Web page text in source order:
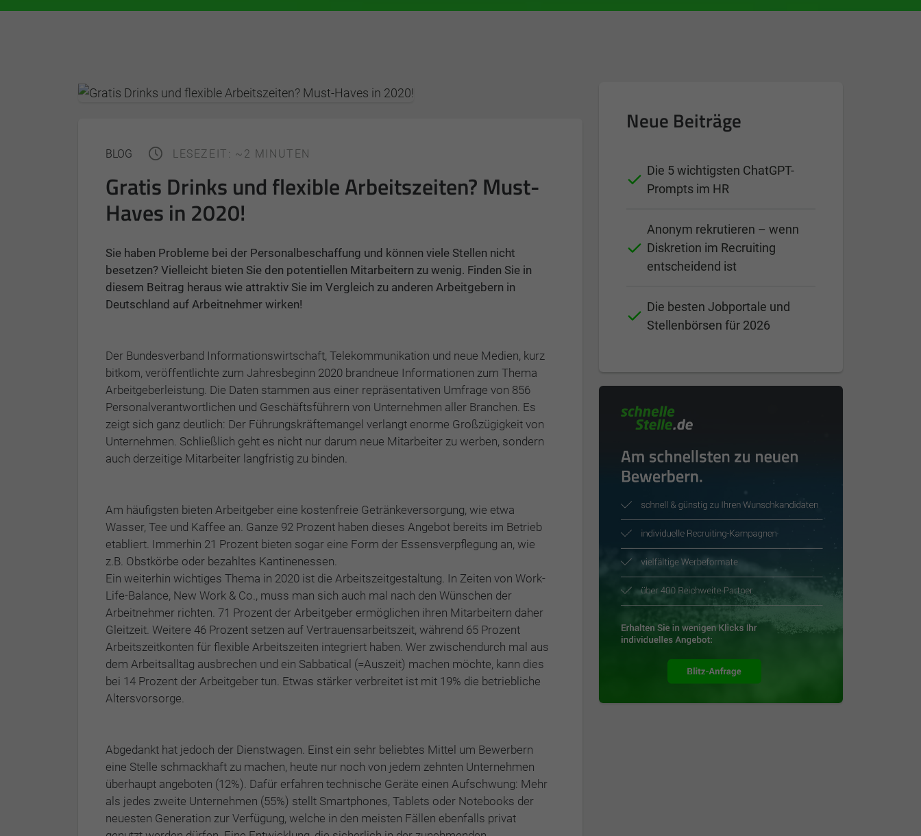
Neue Beiträge
Die 5 wichtigsten ChatGPT-
Prompts im HR
Anonym rekrutieren – wenn
Diskretion im Recruiting
entscheidend ist
Die besten Jobportale und
Stellenbörsen für 2026
BLOG LESEZEIT: ~2 MINUTEN
Gratis Drinks und flexible Arbeitszeiten? Must-
Haves in 2020!
Sie haben Probleme bei der Personalbeschaffung und können viele Stellen nicht
besetzen? Vielleicht bieten Sie den potentiellen Mitarbeitern zu wenig. Finden Sie in
diesem Beitrag heraus wie attraktiv Sie im Vergleich zu anderen Arbeitgebern in
Deutschland auf Arbeitnehmer wirken!
Der Bundesverband Informationswirtschaft, Telekommunikation und neue Medien, kurz
bitkom, veröffentlichte zum Jahresbeginn 2020 brandneue Informationen zum Thema
Arbeitgeberleistung. Die Daten stammen aus einer repräsentativen Umfrage von 856
Personalverantwortlichen und Geschäftsführern von Unternehmen aller Branchen. Es
zeigt sich ganz deutlich: Der Führungskräftemangel verlangt enorme Großzügigkeit von
Unternehmen. Schließlich geht es nicht nur darum neue Mitarbeiter zu werben, sondern
auch derzeitige Mitarbeiter langfristig zu binden.
Am häufigsten bieten Arbeitgeber eine kostenfreie Getränkeversorgung, wie etwa
Wasser, Tee und Kaffee an. Ganze 92 Prozent haben dieses Angebot bereits im Betrieb
etabliert. Immerhin 21 Prozent bieten sogar eine Form der Essensverpflegung an, wie
z.B. Obstkörbe oder bezahltes Kantinenessen.
Ein weiterhin wichtiges Thema in 2020 ist die Arbeitszeitgestaltung. In Zeiten von Work-
Life-Balance, New Work & Co., muss man sich auch mal nach den Wünschen der
Arbeitnehmer richten. 71 Prozent der Arbeitgeber ermöglichen ihren Mitarbeitern daher
Gleitzeit. Weitere 46 Prozent setzen auf Vertrauensarbeitszeit, während 65 Prozent
Arbeitszeitkonten für flexible Arbeitszeiten integriert haben. Wer zwischendurch mal aus
dem Arbeitsalltag ausbrechen und ein Sabbatical (=Auszeit) machen möchte, kann dies
bei 14 Prozent der Arbeitgeber tun. Etwas stärker verbreitet ist mit 19% die betriebliche
Altersvorsorge.
Abgedankt hat jedoch der Dienstwagen. Einst ein sehr beliebtes Mittel um Bewerbern
eine Stelle schmackhaft zu machen, heute nur noch von jedem zehnten Unternehmen
überhaupt angeboten (12%). Dafür erfahren technische Geräte einen Aufschwung: Mehr
als jedes zweite Unternehmen (55%) stellt Smartphones, Tablets oder Notebooks der
neuesten Generation zur Verfügung, welche in den meisten Fällen ebenfalls privat